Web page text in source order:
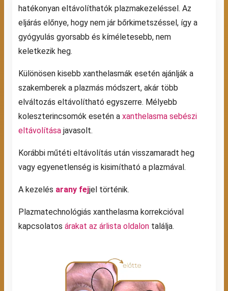
hatékonyan eltávolíthatók plazmakezeléssel. Az
eljárás előnye, hogy nem jár bőrkimetszéssel, így a
gyógyulás gyorsabb és kíméletesebb, nem
keletkezik heg.
Különösen kisebb xanthelasmák esetén ajánlják a
szakemberek a plazmás módszert, akár több
elváltozás eltávolítható egyszerre. Mélyebb
koleszterincsomók esetén a xanthelasma sebészi
eltávolítása javasolt.
Korábbi műtéti eltávolítás után visszamaradt heg
vagy egyenetlenség is kisimítható a plazmával.
A kezelés arany fejjel történik.
Plazmatechnológiás xanthelasma korrekcióval
kapcsolatos árakat az árlista oldalon találja.